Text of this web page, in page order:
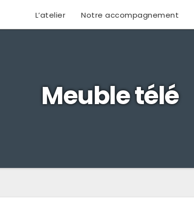
L’atelier Notre accompagnement
Meuble télé